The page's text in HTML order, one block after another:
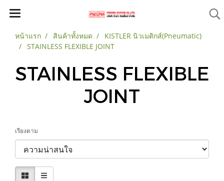
หน้าแรก สินค้าทั้งหมด
KISTLER นิวเมติกส์(Pneumatic)
STAINLESS FLEXIBLE JOINT
STAINLESS FLEXIBLE
JOINT
เรียงตาม